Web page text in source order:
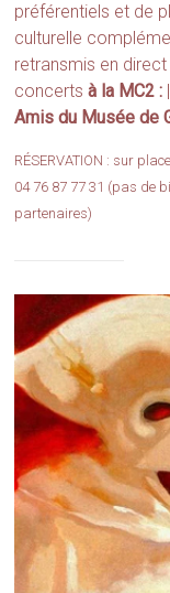
préférentiels et de
culturelle
retransmis en
concerts à la MC2 : |
Amis du Musée de
RÉSERVATION : sur
04 76 87 77 31 (pas de
partenaires)